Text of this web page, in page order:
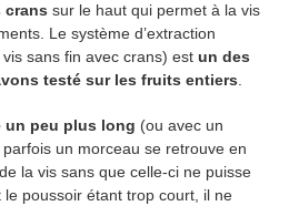
crans sur le haut qui permet à la vis
Le système d’extraction
sans fin avec crans) est un des
testé sur les fruits entiers
un peu plus long (ou avec un
un morceau se retrouve en
la vis sans que celle-ci ne puisse
poussoir étant trop court, il ne